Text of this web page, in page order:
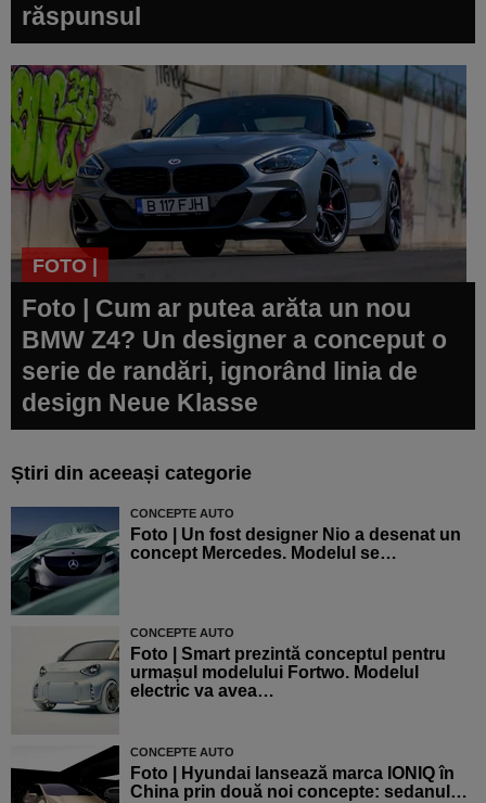
răspunsul
FOTO |
Foto | Cum ar putea arăta un nou
BMW Z4? Un designer a conceput o
serie de randări, ignorând linia de
design Neue Klasse
Știri din aceeași categorie
CONCEPTE AUTO
Foto | Un fost designer Nio a desenat un
concept Mercedes. Modelul se…
CONCEPTE AUTO
Foto | Smart prezintă conceptul pentru
urmașul modelului Fortwo. Modelul
electric va avea…
CONCEPTE AUTO
Foto | Hyundai lansează marca IONIQ în
China prin două noi concepte: sedanul…